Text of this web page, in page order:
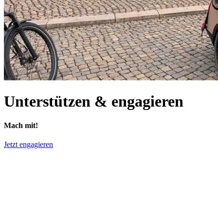
Unterstützen & engagieren
Mach mit!
Jetzt engagieren